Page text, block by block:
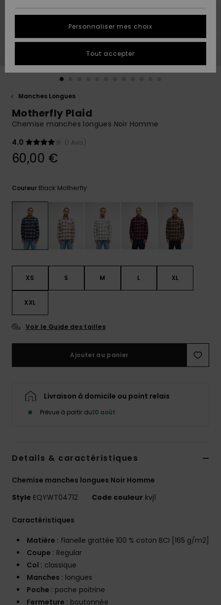
A
Découvrir
A
Découvrir
AIDE &
CONTACT
Démarrez
question.
Démarrer
conversation
questions
les plus
formulaire
de contact.
Consulter
COLLECTION
CARTE
CADEAU
LISTE DE
SOUHAITS
Manches Longues
Motherfly Plaid
Chemise manches longues Noir Homme
4.0
(1 Avis)
60,00 €
Couleur Black Motherfly
XS S M L XL
XXL
Voir le Guide des tailles
Ajouter au panier
Livraison à domicile ou point relais
Prévue à partir du10 août
Details & caractéristiques
Chemise manches longues Noir Homme
Style EQYWT04712 Code couleur kvj1
Caractéristiques
Matière : flanelle grattée 100 % coton BCI [165 g/m2]
Coupe : Regular
Col : classique
Manches : longues
Poche : poche poitrine
Fermeture : boutonnée
Personnaliser mes choix
Tout accepter